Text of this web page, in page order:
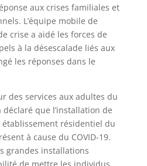
aux crises familiales et
L’équipe mobile de
crise a aidé les forces de
à la désescalade liés aux
les réponses dans le
des services aux adultes du
que l’installation de
établissement résidentiel du
à cause du COVID-19.
grandes installations